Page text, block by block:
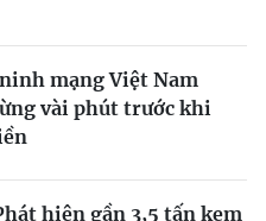
mạng Việt Nam
vài phút trước khi
hiện gần 3,5 tấn kem